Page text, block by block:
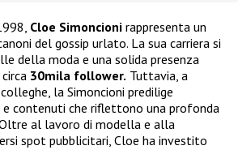
Cloe Simoncioni rappresenta un
del gossip urlato. La sua carriera si
della moda e una solida presenza
30mila follower. Tuttavia, a
la Simoncioni predilige
e contenuti che riflettono una profonda
al lavoro di modella e alla
spot pubblicitari, Cloe ha investito